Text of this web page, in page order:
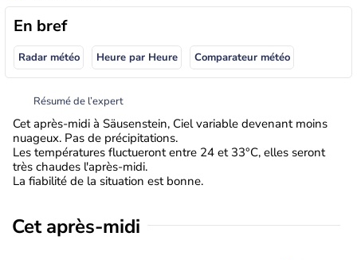
En bref
Radar météo Heure par Heure Comparateur météo
Résumé de l’expert
Cet après-midi à Säusenstein, Ciel variable devenant moins
nuageux. Pas de précipitations.
Les températures fluctueront entre 24 et 33°C, elles seront
très chaudes l'après-midi.
La fiabilité de la situation est bonne.
Cet après-midi